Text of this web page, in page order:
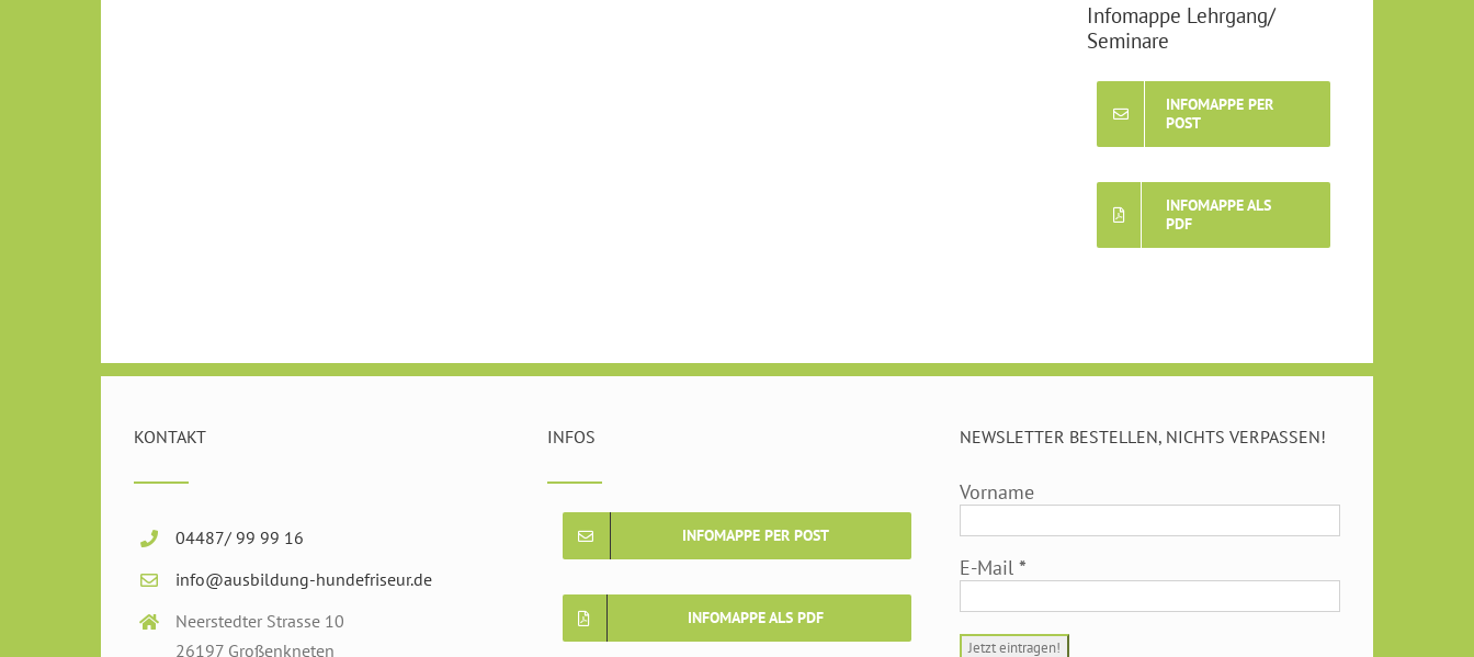
Infomappe Lehrgang/
Seminare
INFOMAPPE PER
POST
INFOMAPPE ALS
PDF
KONTAKT
04487/ 99 99 16
info@ausbildung-hundefriseur.de
Neerstedter Strasse 10
26197 Großenkneten
INFOS
INFOMAPPE PER POST
INFOMAPPE ALS PDF
NEWSLETTER BESTELLEN, NICHTS VERPASSEN!
Vorname
E-Mail*